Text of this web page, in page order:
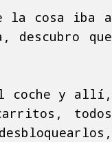
la cosa iba a
que
coche y allí,
todos